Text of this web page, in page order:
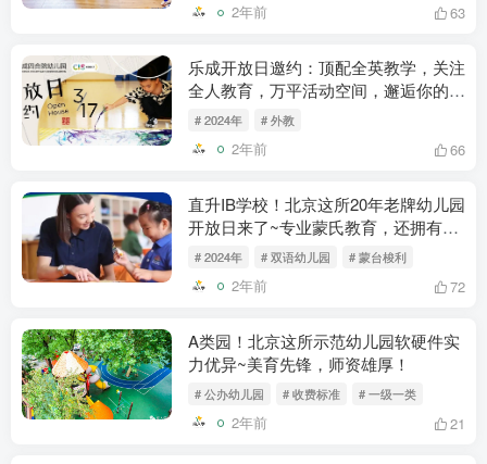
2年前 63
乐成开放日邀约：顶配全英教学，关注
全人教育，万平活动空间，邂逅你的
“梦中情园”
# 2024年 # 外教
2年前 66
直升IB学校！北京这所20年老牌幼儿园
开放日来了~专业蒙氏教育，还拥有校
园咖啡吧！
# 2024年 # 双语幼儿园 # 蒙台梭利
2年前 72
A类园！北京这所示范幼儿园软硬件实
力优异~美育先锋，师资雄厚！
# 公办幼儿园 # 收费标准 # 一级一类
2年前 21